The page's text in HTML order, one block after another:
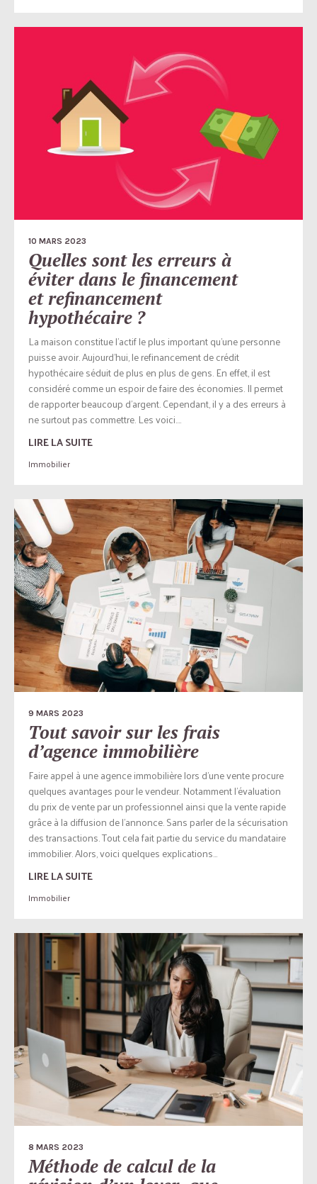
10 MARS 2023
Quelles sont les erreurs à
éviter dans le financement
et refinancement
hypothécaire ?
La maison constitue l’actif le plus important qu’une personne
puisse avoir. Aujourd’hui, le refinancement de crédit
hypothécaire séduit de plus en plus de gens. En effet, il est
considéré comme un espoir de faire des économies. Il permet
de rapporter beaucoup d’argent. Cependant, il y a des erreurs à
ne surtout pas commettre. Les voici....
LIRE LA SUITE
Immobilier
9 MARS 2023
Tout savoir sur les frais
d’agence immobilière
Faire appel à une agence immobilière lors d’une vente procure
quelques avantages pour le vendeur. Notamment l’évaluation
du prix de vente par un professionnel ainsi que la vente rapide
grâce à la diffusion de l’annonce. Sans parler de la sécurisation
des transactions. Tout cela fait partie du service du mandataire
immobilier. Alors, voici quelques explications...
LIRE LA SUITE
Immobilier
8 MARS 2023
Méthode de calcul de la